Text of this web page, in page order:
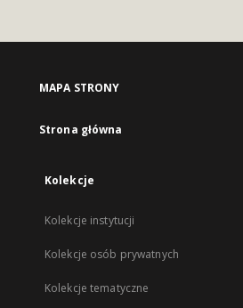
MAPA STRONY
Strona główna
Kolekcje
Kolekcje instytucji
Kolekcje osób prywatnych
Kolekcje tematyczne